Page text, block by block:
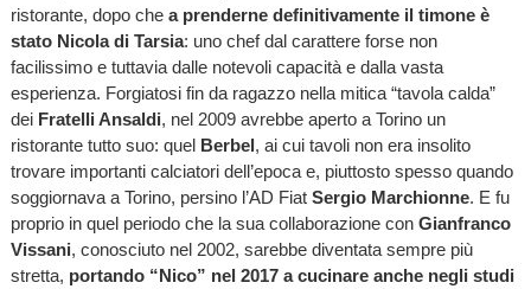
ristorante, dopo che a prenderne definitivamente il timone è
stato Nicola di Tarsia: uno chef dal carattere forse non
facilissimo e tuttavia dalle notevoli capacità e dalla vasta
esperienza. Forgiatosi fin da ragazzo nella mitica “tavola calda”
dei Fratelli Ansaldi, nel 2009 avrebbe aperto a Torino un
ristorante tutto suo: quel Berbel, ai cui tavoli non era insolito
trovare importanti calciatori dell’epoca e, piuttosto spesso quando
soggiornava a Torino, persino l’AD Fiat Sergio Marchionne. E fu
proprio in quel periodo che la sua collaborazione con Gianfranco
Vissani, conosciuto nel 2002, sarebbe diventata sempre più
stretta, portando “Nico” nel 2017 a cucinare anche negli studi